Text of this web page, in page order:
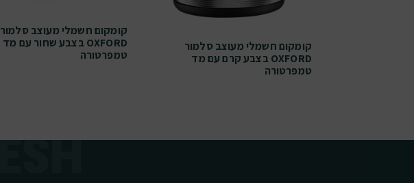
קומקום חשמלי מעוצב סלמור
OXFORD בצבע קרם עם מד
טמפרטורה
קומקום חשמלי מעוצב סלמור
OXFORD בצבע שחור עם מד
טמפרטורה